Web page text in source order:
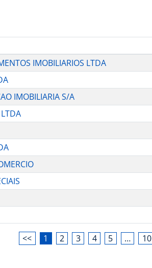
IMOBILIARIOS LTDA
IMOBILIARIA S/A
<< 1 2 3 4 5 … 10